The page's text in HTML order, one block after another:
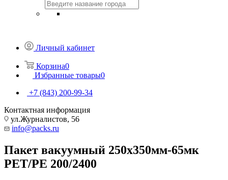
Личный кабинет
Корзина0
Избранные товары0
+7 (843) 200-99-34
Контактная информация
ул.Журналистов, 56
info@packs.ru
Пакет вакуумный 250х350мм-65мк
РЕТ/РЕ 200/2400